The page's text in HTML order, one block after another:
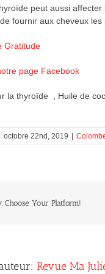
peut aussi affecter
fournir aux cheveux
Gratitude
page Facebook
la thyroïde , Huile de
octobre 22nd, 2019 |
Choose Your Platform!
Revue Ma